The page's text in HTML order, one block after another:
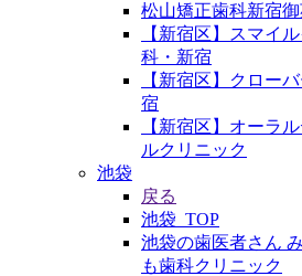
松山矯正歯科新宿
【新宿区】スマイ
科・新宿
【新宿区】クロー
宿
【新宿区】オーラ
ルクリニック
池袋
戻る
池袋_TOP
池袋の歯医者さん
も歯科クリニック